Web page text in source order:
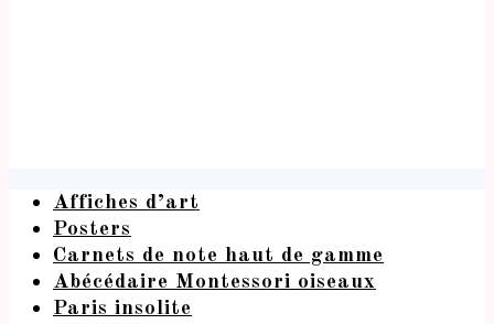
Affiches d’art
Posters
Carnets de note haut de gamme
Abécédaire Montessori oiseaux
Paris insolite